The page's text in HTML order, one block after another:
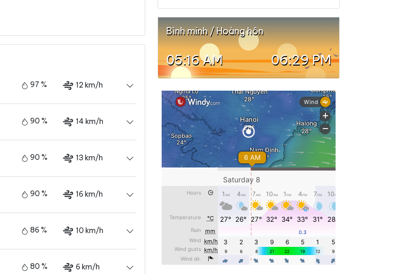
97 % 12 km/h
90 % 14 km/h
90 % 13 km/h
90 % 16 km/h
86 % 10 km/h
80 % 6 km/h
Bình minh / Hoàng hôn
05:16 AM 06:29 PM